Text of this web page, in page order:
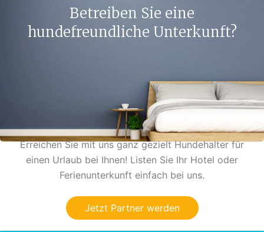
Betreiben Sie eine
hundefreundliche Unterkunft?
Erreichen Sie mit uns ganz gezielt Hundehalter für
einen Urlaub bei Ihnen! Listen Sie Ihr Hotel oder
Ferienunterkunft einfach bei uns.
Jetzt Partner werden